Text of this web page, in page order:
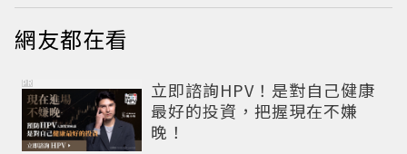
網友都在看
立即諮詢HPV！是對自己健康
最好的投資，把握現在不嫌
晚！
PR